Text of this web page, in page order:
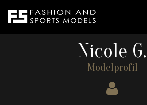
Nicole G.
Modelprofil